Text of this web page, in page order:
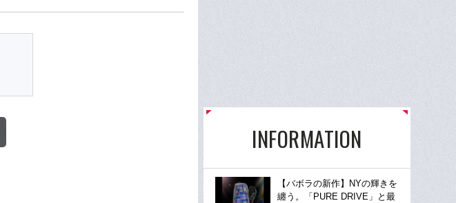
INFORMATION
【バボラの新作】NYの輝きを
纏う。「PURE DRIVE」と最